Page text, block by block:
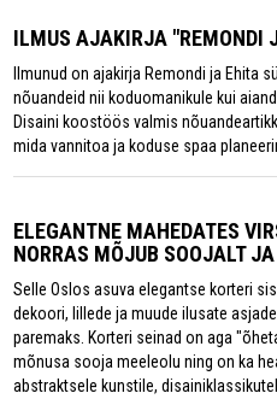
ILMUS AJAKIRJA "REMONDI
Ilmunud on ajakirja Remondi ja Ehita
nõuandeid nii koduomanikule kui
Disaini koostöös valmis
mida vannitoa ja koduse spaa
ELEGANTNE MAHEDATES
NORRAS MÕJUB SOOJALT
Selle Oslos asuva elegantse korteri
dekoori, lillede ja muude ilusate
paremaks. Korteri seinad on aga
mõnusa sooja meeleolu ning on ka
abstraktsele kunstile,